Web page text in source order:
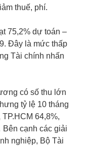
thuế, phí.
75,2% dự toán –
Đây là mức thấp
Tài chính nhấn
có số thu lớn
tỷ lệ 10 tháng
64,8%,
cạnh các giải
nghiệp, Bộ Tài